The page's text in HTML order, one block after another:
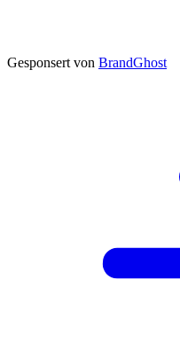
Gesponsert von BrandGhost